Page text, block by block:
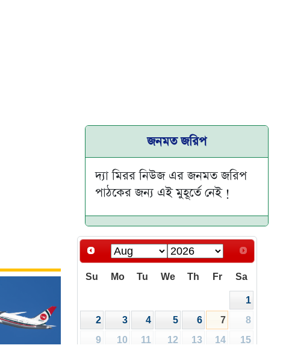
জনমত জরিপ
দ্যা মিরর নিউজ এর জনমত জরিপ
পাঠকের জন্য এই মুহূর্তে নেই !
Su Mo Tu We Th Fr Sa
1
2
3 4 5 6 7
8
9
10 11 12 13 14
15